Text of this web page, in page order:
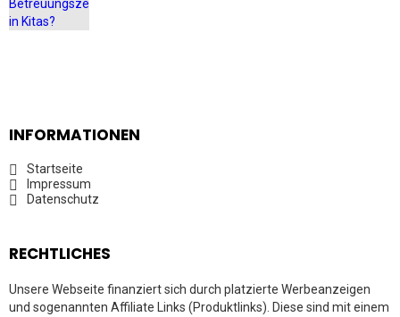
INFORMATIONEN
Startseite
Impressum
Datenschutz
RECHTLICHES
Unsere Webseite finanziert sich durch platzierte Werbeanzeigen
und sogenannten Affiliate Links (Produktlinks). Diese sind mit einem